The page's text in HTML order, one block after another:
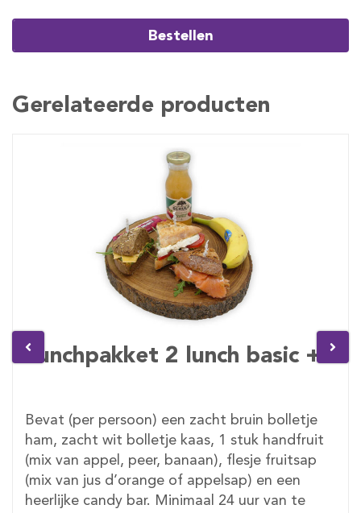
Bestellen
Gerelateerde producten
Lunchpakket 2 lunch basic +
Bevat (per persoon) een zacht bruin bolletje
ham, zacht wit bolletje kaas, 1 stuk handfruit
(mix van appel, peer, banaan), flesje fruitsap
(mix van jus d’orange of appelsap) en een
heerlijke candy bar. Minimaal 24 uur van te